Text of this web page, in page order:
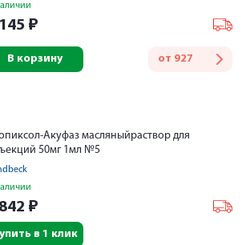
₽
от 927
В корзину
Акуфаз масляныйраствор для
50мг 1мл №5
₽
в 1 клик